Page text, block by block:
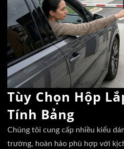
Tùy Chọn Hộp
Tính Bảng
Chúng tôi cung cấp nhiều kiểu
trường, hoàn hảo phù hợp với